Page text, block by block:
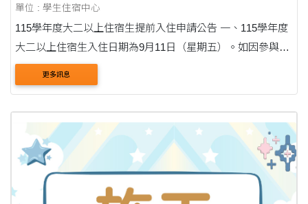
單位 : 學生住宿中心
115學年度大二以上住宿生提前入住申請公告 一、115學年度
大二以上住宿生入住日期為9月11日（星期五）。如因參與校
內單位或社團辦理之新生協助活動（如系學會協助新生搬
宿、社團迎新活動等），有提前入住需求者，請....
更多訊息